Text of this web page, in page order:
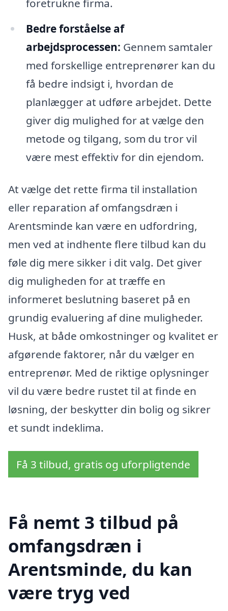
foretrukne firma.
Bedre forståelse af
arbejdsprocessen: Gennem samtaler
med forskellige entreprenører kan du
få bedre indsigt i, hvordan de
planlægger at udføre arbejdet. Dette
giver dig mulighed for at vælge den
metode og tilgang, som du tror vil
være mest effektiv for din ejendom.
At vælge det rette firma til installation
eller reparation af omfangsdræn i
Arentsminde kan være en udfordring,
men ved at indhente flere tilbud kan du
føle dig mere sikker i dit valg. Det giver
dig muligheden for at træffe en
informeret beslutning baseret på en
grundig evaluering af dine muligheder.
Husk, at både omkostninger og kvalitet er
afgørende faktorer, når du vælger en
entreprenør. Med de riktige oplysninger
vil du være bedre rustet til at finde en
løsning, der beskytter din bolig og sikrer
et sundt indeklima.
Få 3 tilbud, gratis og uforpligtende
Få nemt 3 tilbud på
omfangsdræn i
Arentsminde, du kan
være tryg ved